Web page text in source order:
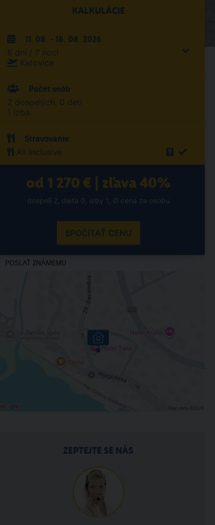
KALKULÁCIE
11. 08. - 18. 08. 2026
8 dní / 7 nocí
Katovice
Počet osôb
2 dospelých, 0 detí
1 izba
Stravovanie
All Inclusive
od 1 270 € | zľava 40%
dospelí 2, dieťa 0, izby 1, Ø cena za osobu
SPOČÍTAŤ CENU
POSLAŤ ZNÁMEMU
ZEPTEJTE SE NÁS